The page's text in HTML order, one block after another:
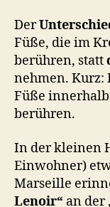
Der
Füße, die im
berühren, statt
nehmen. Kurz:
Füße innerhalb
berühren.
In der kleinen
Einwohner)
Marseille
Lenoir“ an der